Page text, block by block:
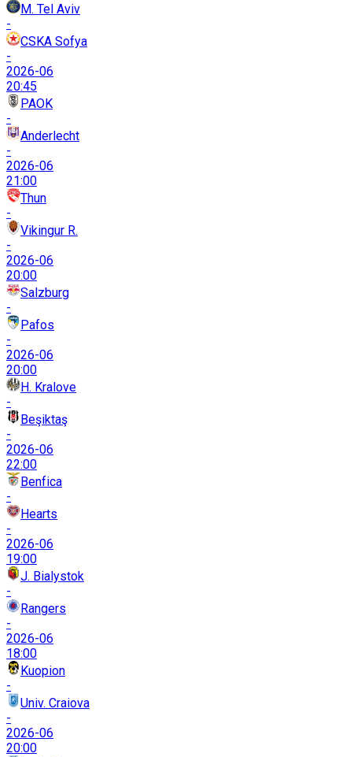
M. Tel Aviv
-
CSKA Sofya
-
2026-06
20:45
PAOK
-
Anderlecht
-
2026-06
21:00
Thun
-
Vikingur R.
-
2026-06
20:00
Salzburg
-
Pafos
-
2026-06
20:00
H. Kralove
-
Beşiktaş
-
2026-06
22:00
Benfica
-
Hearts
-
2026-06
19:00
J. Bialystok
-
Rangers
-
2026-06
18:00
Kuopion
-
Univ. Craiova
-
2026-06
20:00